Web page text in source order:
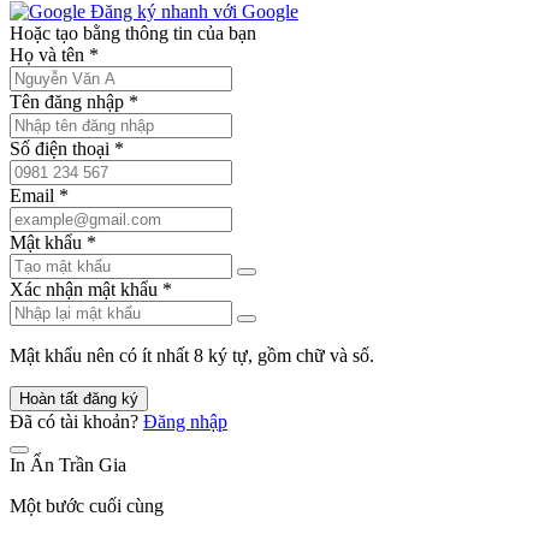
Đăng ký nhanh với Google
Hoặc tạo bằng thông tin của bạn
Họ và tên *
Tên đăng nhập *
Số điện thoại *
Email *
Mật khẩu *
Xác nhận mật khẩu *
Mật khẩu nên có ít nhất 8 ký tự, gồm chữ và số.
Hoàn tất đăng ký
Đã có tài khoản? Đăng nhập
In Ấn Trần Gia
Một bước cuối cùng